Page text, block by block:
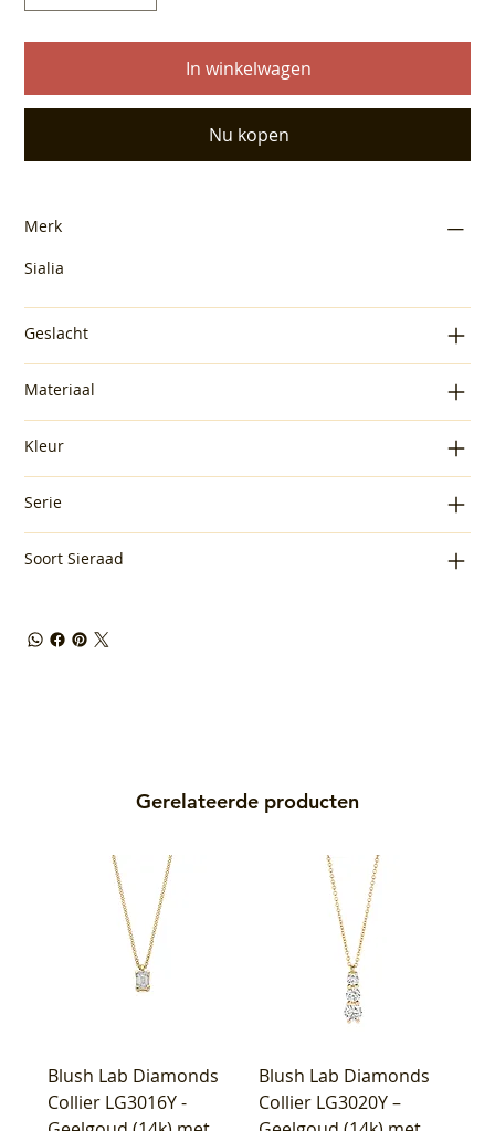
In winkelwagen
Nu kopen
Merk
Sialia
Geslacht
Materiaal
Kleur
Serie
Soort Sieraad
Gerelateerde producten
Blush Lab Diamonds
Collier LG3016Y -
Blush Lab Diamonds
Collier LG3020Y –